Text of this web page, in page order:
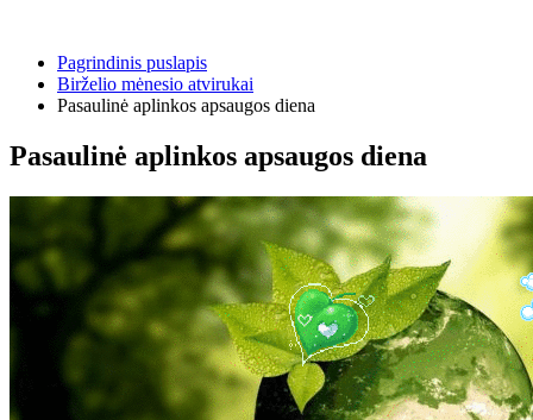
Pagrindinis puslapis
Birželio mėnesio atvirukai
Pasaulinė aplinkos apsaugos diena
Pasaulinė aplinkos apsaugos diena